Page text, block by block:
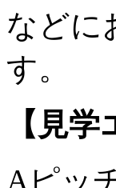
などに
す。
【見
Aピッ